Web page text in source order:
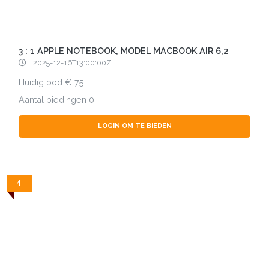
3 : 1 APPLE NOTEBOOK, MODEL MACBOOK AIR 6,2
2025-12-16T13:00:00Z
Huidig bod
75
Aantal biedingen 0
LOGIN OM TE BIEDEN
4